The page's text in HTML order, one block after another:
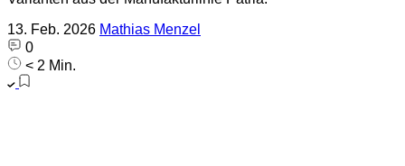
13. Feb. 2026 Mathias Menzel
0
< 2 Min.